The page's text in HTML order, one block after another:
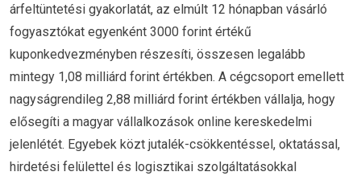
árfeltüntetési gyakorlatát, az elmúlt 12 hónapban vásárló
fogyasztókat egyenként 3000 forint értékű
kuponkedvezményben részesíti, összesen legalább
mintegy 1,08 milliárd forint értékben. A cégcsoport emellett
nagyságrendileg 2,88 milliárd forint értékben vállalja, hogy
elősegíti a magyar vállalkozások online kereskedelmi
jelenlétét. Egyebek közt jutalék-csökkentéssel, oktatással,
hirdetési felülettel és logisztikai szolgáltatásokkal